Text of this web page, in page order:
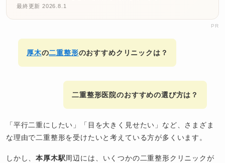
最終更新 2026.8.1
PR
厚木の二重整形のおすすめクリニックは？
二重整形医院のおすすめの選び方は？
「平行二重にしたい」「目を大きく見せたい」など、さまざま
な理由で二重整形を受けたいと考えている方が多くいます。
しかし、本厚木駅周辺には、いくつかの二重整形クリニックが